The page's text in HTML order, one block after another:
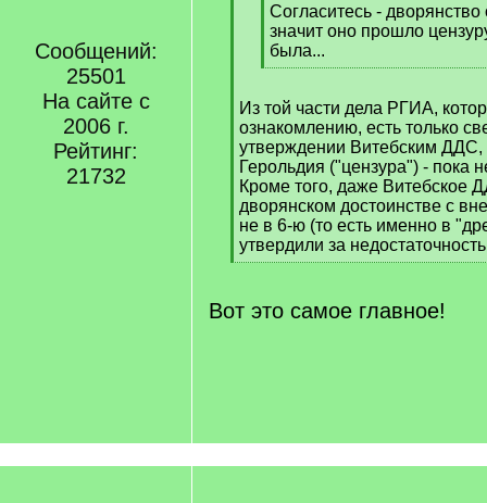
Сообщений:
25501
На сайте с
2006 г.
Рейтинг:
21732
q
]
Согласитесь -
значит оно прошло
была...
[
q
]
Из той части дела РГИА,
ознакомлению, есть только
утверждении Витебским ДДС,
Герольдия ("цензура") - пока
Кроме того, даже Витебское
дворянском достоинстве с
не в 6-ю (то есть именно в
утвердили за
[
q
]
Вот это самое главное!